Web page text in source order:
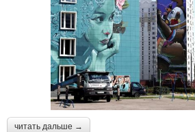
читать дальше →